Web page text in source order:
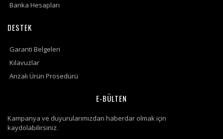
Banka Hesapları
DESTEK
Garanti Belgeleri
Kılavuzlar
Arızalı Ürün Prosedürü
E-BÜLTEN
Kampanya ve duyurularımızdan haberdar olmak için
kaydolabilirsiniz.